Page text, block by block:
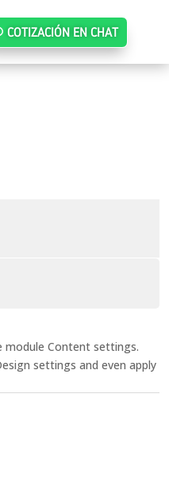
COTIZACIÓN EN CHAT
module Content settings.
settings and even apply